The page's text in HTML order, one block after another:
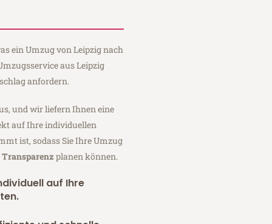
ein Umzug von Leipzig nach
aus Leipzig
anfordern.
und wir liefern Ihnen eine
auf Ihre individuellen
ist, sodass Sie Ihre Umzug
planen können.
auf Ihre